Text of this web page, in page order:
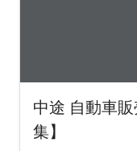
中途 自動車
集】